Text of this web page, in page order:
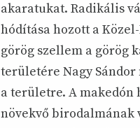
akaratukat. Radikális
hódítása hozott a
görög szellem a görög
területére Nagy
a területre. A
növekvő birodalmának